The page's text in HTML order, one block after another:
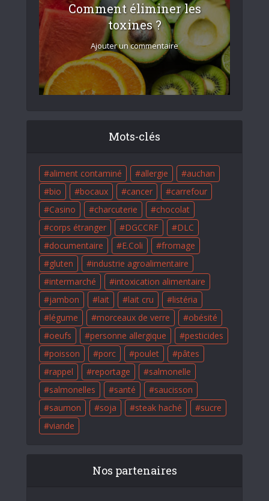
Comment éliminer les
toxines ?
Ajouter un commentaire
Mots-clés
aliment contaminé allergie
auchan
bio
bocaux cancer
carrefour
Casino
charcuterie
chocolat
corps étranger
DGCCRF
DLC
documentaire
E.Coli
fromage
gluten
industrie agroalimentaire
intermarché
intoxication alimentaire
jambon
lait lait cru
listéria
légume
morceaux de verre
obésité
oeufs
personne allergique
pesticides
poisson
porc poulet
pâtes
rappel
reportage
salmonelle
salmonelles
santé
saucisson
saumon
soja steak haché
sucre
viande
Nos partenaires